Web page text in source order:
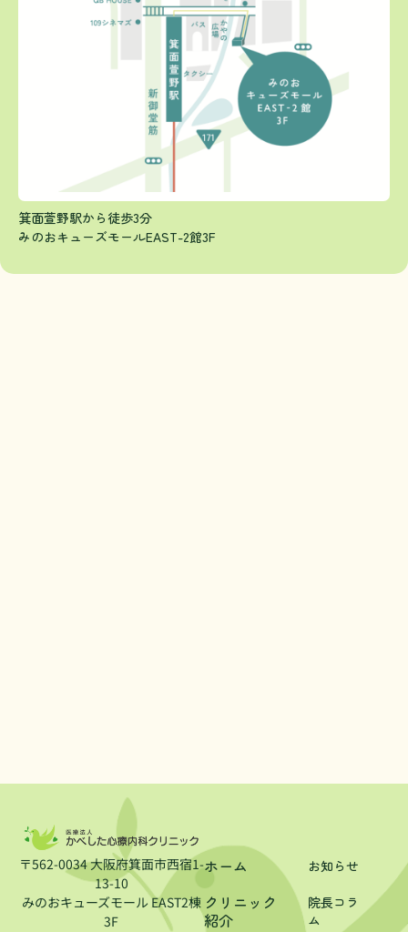
箕面萱野駅から徒歩3分
みのおキューズモールEAST-2館3F
〒562-0034 大阪府箕面市西宿1-
13-10
みのおキューズモール EAST2棟
3F
ホーム
クリニック
紹介
お知らせ
院長コラ
ム